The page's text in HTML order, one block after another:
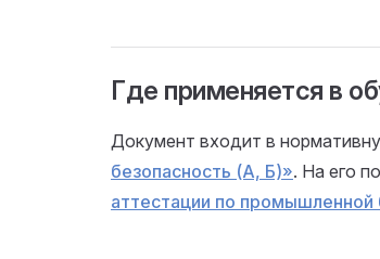
Где применяется в
Документ входит в
безопасность (А, Б)». На его
аттестации по промышленной